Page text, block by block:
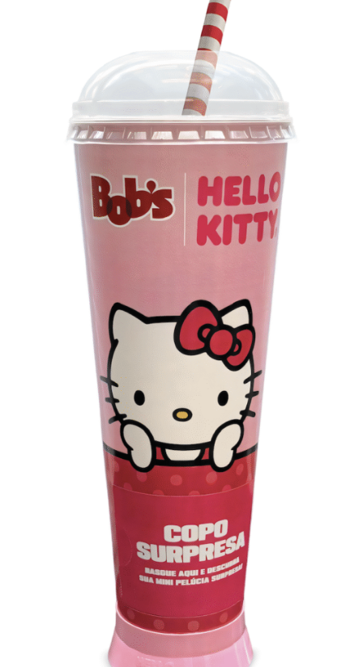
Os convites individuais já estão disponíveis para compra
no canal oficial da Ticketmaster, com lote inicial a partir
de R$ 3.950,00. As demais atualizações e atrações do
evento serão divulgadas nos canais oficiais do camarote
nos próximos meses.